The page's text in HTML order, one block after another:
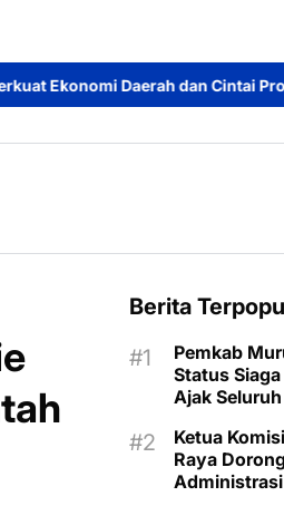
Cintai Produk Lokal Ketua
Berita
Pemkab
Status
Ajak
Ketua
Raya